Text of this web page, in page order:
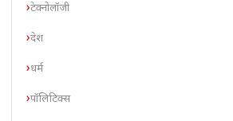
टेक्नोलॉजी
देश
धर्म
पॉलिटिक्स